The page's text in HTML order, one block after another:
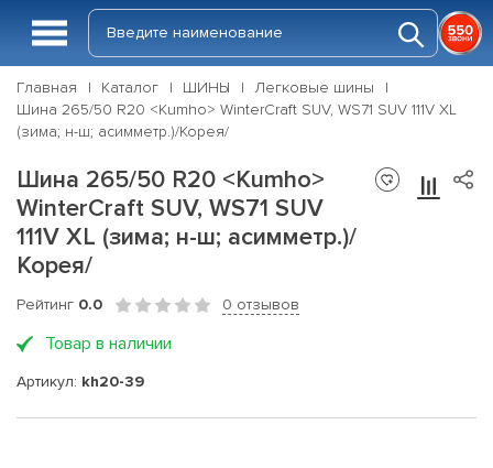
Главная Каталог ШИНЫ
Легковые шины
Шина 265/50 R20 <Kumho> WinterCraft SUV, WS71 SUV 111V XL
(зима; н-ш; асимметр.)/Корея/
Шина 265/50 R20 <Kumho>
WinterCraft SUV, WS71 SUV
111V XL (зима; н-ш; асимметр.)/
Корея/
Рейтинг 0.0 0 отзывов
Товар в наличии
Артикул: kh20-39